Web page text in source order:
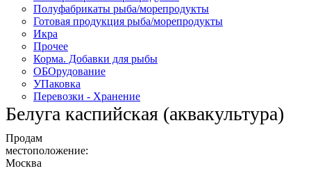
Полуфабрикаты рыба/морепродукты
Готовая продукция рыба/морепродукты
Икра
Прочее
Корма. Добавки для рыбы
ОБОрудование
УПаковка
Перевозки - Хранение
Белуга каспийская (аквакультура)
Продам
местоположение:
Москва